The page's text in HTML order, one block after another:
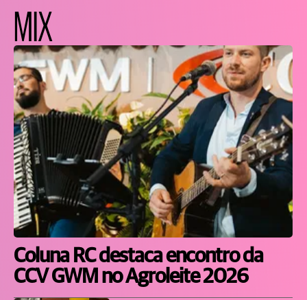
MIX
Coluna RC destaca encontro da
CCV GWM no Agroleite 2026